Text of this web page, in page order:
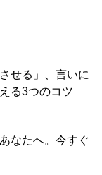
せる」、言いに
る3つのコツ
なたへ。今すぐ